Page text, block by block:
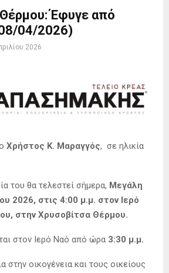
Έφυγε από
04/2026)
2026
Χρήστος Κ. Μαραγγός, σε ηλικία
του θα τελεστεί σήμερα, Μεγάλη
2026, στις 4:00 μ.μ. στον Ιερό
στην Χρυσοβίτσα Θέρμου.
στον Ιερό Ναό από ώρα 3:30 μ.μ.
στην οικογένεια και τους οικείους